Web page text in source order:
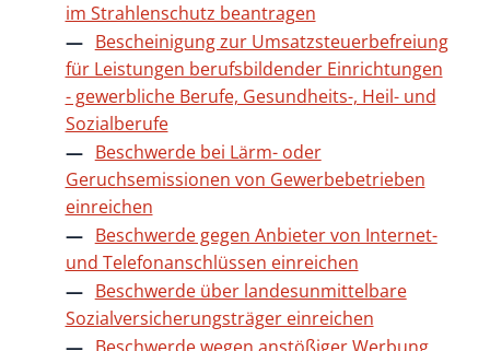
im Strahlenschutz beantragen
Bescheinigung zur Umsatzsteuerbefreiung
für Leistungen berufsbildender Einrichtungen
- gewerbliche Berufe, Gesundheits-, Heil- und
Sozialberufe
Beschwerde bei Lärm- oder
Geruchsemissionen von Gewerbebetrieben
einreichen
Beschwerde gegen Anbieter von Internet-
und Telefonanschlüssen einreichen
Beschwerde über landesunmittelbare
Sozialversicherungsträger einreichen